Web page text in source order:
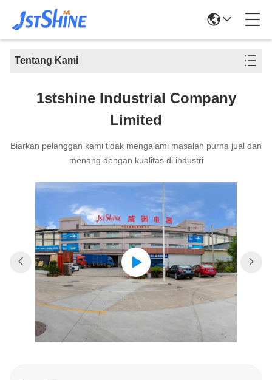
Tentang Kami
1stshine Industrial Company
Limited
Biarkan pelanggan kami tidak mengalami masalah purna jual dan
menang dengan kualitas di industri